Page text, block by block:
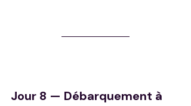
Jour 8 — Débarquement à